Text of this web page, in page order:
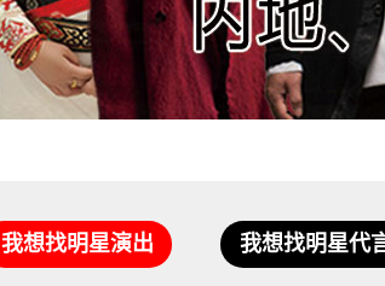
我想找明星演出 我想找明星代